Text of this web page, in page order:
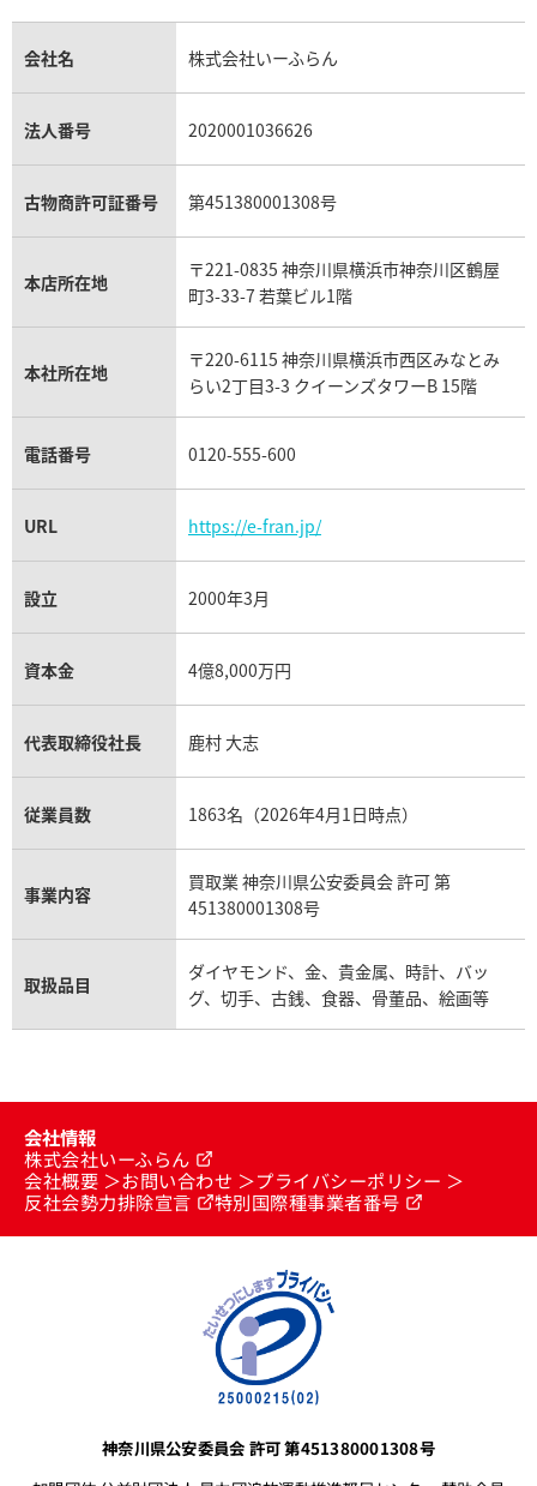
金貨買取
貴金属買取
銀・シルバー買取
パラジウム買取
トパーズ買取
タンザナイト買取
キャッツアイ買取
アクアマリン買取
パテック フィリップノーチラス買取
ヴァシュロン・コンスタンタン買取
オメガ買取
カルティエ買取
フランク ミュラー買取
リシャール・ミル買取
パネライ買取
チューダー（チュードル）買取
シャネル マトラッセ買取
セリーヌ買取
プラダ買取
ショーメ買取
ダミアーニ買取
モーブッサン買取
会社名 株式会社いーふらん
法人番号 2020001036626
古物商許可証番号 第451380001308号
本店所在地
〒221-0835 神奈川県横浜市神奈川区鶴屋
町3-33-7 若葉ビル1階
本社所在地
〒220-6115 神奈川県横浜市西区みなとみ
らい2丁目3-3 クイーンズタワーB 15階
電話番号 0120-555-600
URL https://e-fran.jp/
設立 2000年3月
資本金 4億8,000万円
代表取締役社長 鹿村 大志
従業員数 1863名（2026年4月1日時点）
事業内容
買取業 神奈川県公安委員会 許可 第
451380001308号
取扱品目
ダイヤモンド、金、貴金属、時計、バッ
グ、切手、古銭、食器、骨董品、絵画等
会社情報
株式会社いーふらん
会社概要
お問い合わせ
プライバシーポリシー
反社会勢力排除宣言
特別国際種事業者番号
神奈川県公安委員会 許可 第451380001308号